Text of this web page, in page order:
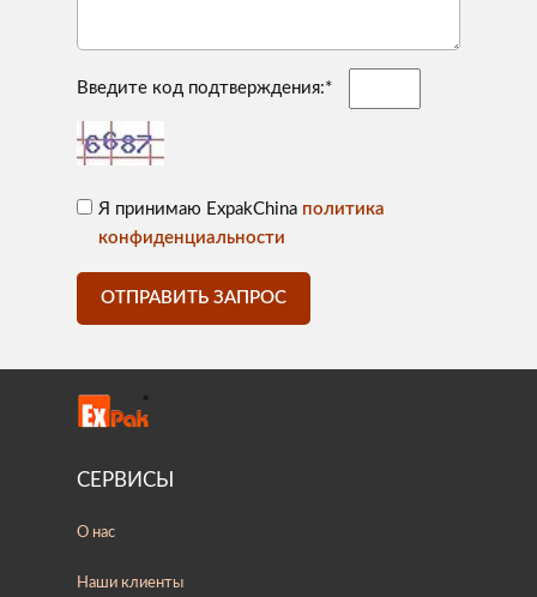
Введите код подтверждения:*
Я принимаю ExpakChina политика
конфиденциальности
ОТПРАВИТЬ ЗАПРОС
СЕРВИСЫ
О нас
Наши клиенты